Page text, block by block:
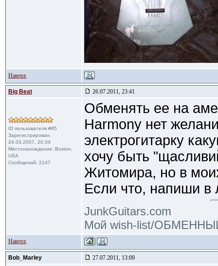
Наверх
Big Beat 26.07.2011, 23:41
ID пользователя #85
Зарегистрирован:
24.03.2007, 20:34
Местонахождение: Boston,
USA
Сообщений: 2147
Обменять ее на
Harmony нет
электрогитарку
хочу быть
Житомира, но в
Если что, напиши в
JunkGuitars.com
Мой wish-list/
Наверх
Bob_Marley
27.07.2011, 13:09